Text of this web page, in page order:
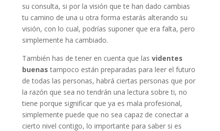
su consulta, si por la visión que te han dado cambias
tu camino de una u otra forma estarás alterando su
visión, con lo cual, podrías suponer que era falta, pero
simplemente ha cambiado.
También has de tener en cuenta que las videntes
buenas tampoco están preparadas para leer el futuro
de todas las personas, habrá ciertas personas que por
la razón que sea no tendrán una lectura sobre ti, no
tiene porque significar que ya es mala profesional,
simplemente puede que no sea capaz de conectar a
cierto nivel contigo, lo importante para saber si es